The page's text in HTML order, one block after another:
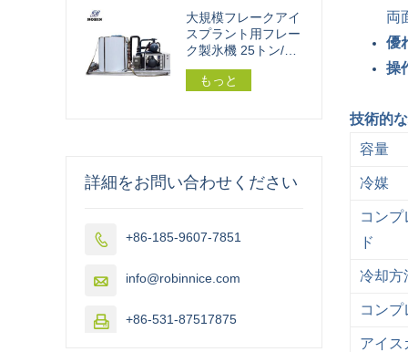
両
優
操
技術的
容量
冷媒
コンプ
ド
冷却方
コンプ
アイス
大規模フレークアイ
スプラント用フレー
ク製氷機 25トン/24
時間 162.5kw
もっと
詳細をお問い合わせください
 +86-185-9607-7851
 info@robinnice.com
 +86-531-87517875